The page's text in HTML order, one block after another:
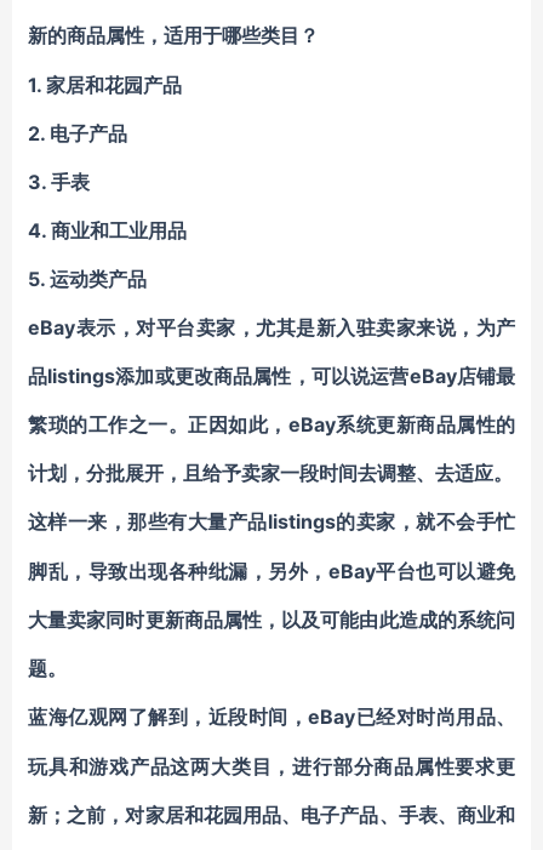
新的商品属性，适用于哪些类目？
1. 家居和花园产品
2. 电子产品
3. 手表
4. 商业和工业用品
5. 运动类产品
eBay表示，对平台卖家，尤其是新入驻卖家来说，为产
品listings添加或更改商品属性，可以说运营eBay店铺最
繁琐的工作之一。正因如此，eBay系统更新商品属性的
计划，分批展开，且给予卖家一段时间去调整、去适应。
这样一来，那些有大量产品listings的卖家，就不会手忙
脚乱，导致出现各种纰漏，另外，eBay平台也可以避免
大量卖家同时更新商品属性，以及可能由此造成的系统问
题。
蓝海亿观网了解到，近段时间， eBay已经对时尚用品、
玩具和游戏产品这两大类目，进行部分商品属性要求更
新；之前，对家居和花园用品、电子产品、手表、商业和